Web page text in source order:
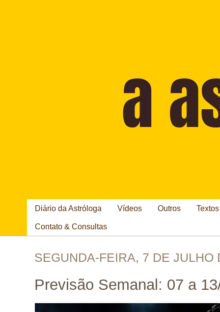
Diário da Astróloga Vídeos Outros
Contato & Consultas
SEGUNDA-FEIRA, 7 DE JULHO
Previsão Semanal: 07 a